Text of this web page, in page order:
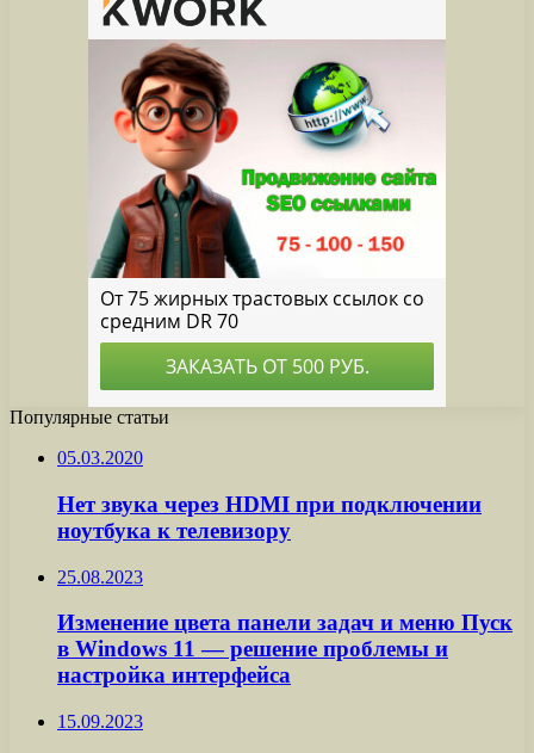
Популярные статьи
05.03.2020
Нет звука через HDMI при подключении
ноутбука к телевизору
25.08.2023
Изменение цвета панели задач и меню Пуск
в Windows 11 — решение проблемы и
настройка интерфейса
15.09.2023